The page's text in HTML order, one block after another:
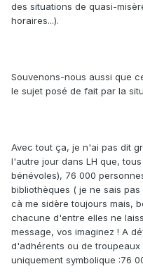
des situations de quasi-
horaires...).
Souvenons-nous aussi que
le sujet posé de fait par la
Avec tout ça, je n'ai pas dit
l'autre jour dans LH que,
bénévoles), 76 000
bibliothèques ( je ne sais
cà me sidère toujours mais,
chacune d'entre elles ne
message, vos imaginez ! A
d'adhérents ou de
uniquement symbolique :76